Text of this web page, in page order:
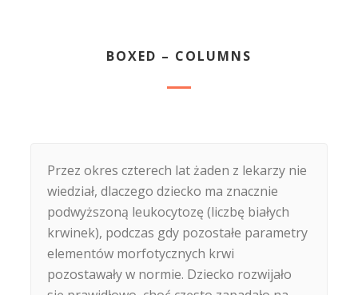
BOXED – COLUMNS
Przez okres czterech lat żaden z lekarzy nie
wiedział, dlaczego dziecko ma znacznie
podwyższoną leukocytozę (liczbę białych
krwinek), podczas gdy pozostałe parametry
elementów morfotycznych krwi
pozostawały w normie. Dziecko rozwijało